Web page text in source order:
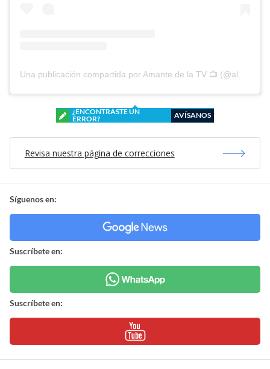
Una publicación compartida por Amante de la TV 📺 (@alguien_te_observa)
¿ENCONTRASTE UN
ERROR?
AVÍSANOS
Revisa nuestra página de correcciones
Síguenos en:
Suscríbete en:
Suscríbete en: